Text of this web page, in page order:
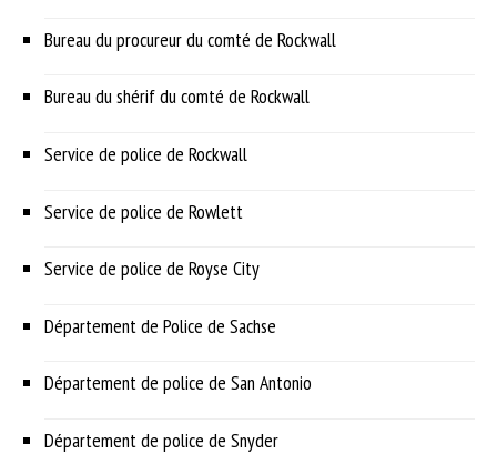
Bureau du procureur du comté de Rockwall
Bureau du shérif du comté de Rockwall
Service de police de Rockwall
Service de police de Rowlett
Service de police de Royse City
Département de Police de Sachse
Département de police de San Antonio
Département de police de Snyder